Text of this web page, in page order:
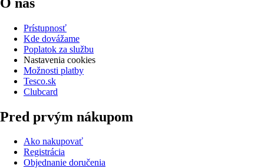
Prístupnosť
Kde dovážame
Poplatok za službu
Nastavenia cookies
Možnosti platby
Tesco.sk
Clubcard
Pred prvým nákupom
Ako nakupovať
Registrácia
Objednanie doručenia